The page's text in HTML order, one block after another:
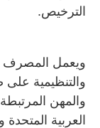
الترخيص.
ويعمل المصرف
والتنظيمية
والمهن
العربية المتحدة